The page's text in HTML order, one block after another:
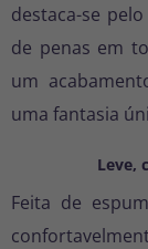
destaca-se
de penas em
um
uma fantasia
Leve,
Feita de